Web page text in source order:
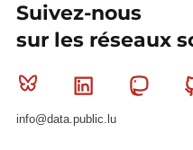
Suivez-nous
sur les réseaux
Bluesky Linkedin
info@data.public.lu